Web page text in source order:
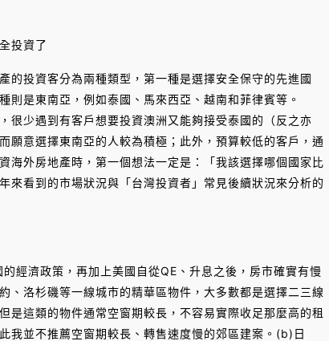
投資了
投資客分為兩種類型，第一種是選擇安全保守的先進國
則是東南亞，例如泰國、馬來西亞、越南和菲律賓等。
很少遇到有客戶想要投資澳洲又能夠接受泰國的（反之亦
願意選擇東南亞的人較為積極；此外，預算較低的客戶，通
外房地產時，第一個想法一定是：「我該選擇哪個國家比
看到的市場狀況與「台灣投資者」常見後續狀況來分析的
濟政策，再加上美國自從QE、升息之後，房市確實有慢
、洛杉磯等一線城市的精華區物件，大多數都是選擇二三線
這類的物件通常空窗期較長，不容易實際收足那麼高的租
我並不推薦空窗期較長、轉售速度慢的郊區建案。(b)日